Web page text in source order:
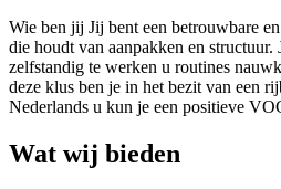
Wie ben jij Jij bent een betrouwbare
die houdt van aanpakken en
zelfstandig te werken u routines
deze klus ben je in het bezit van een
Nederlands u kun je een positieve
Wat wij bieden